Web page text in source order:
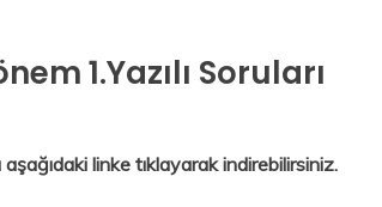
1.Yazılı Soruları
aşağıdaki linke tıklayarak indirebilirsiniz.